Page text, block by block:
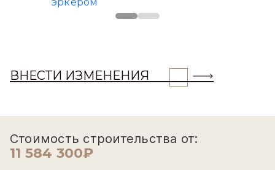
ВНЕСТИ ИЗМЕНЕНИЯ
Стоимость строительства от:
11 584 300₽